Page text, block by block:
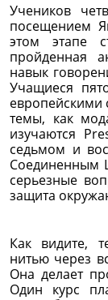
Учеников
посещением
этом этапе
пройденная
навык
Учащиеся
европейскими
темы, как
изучаются
седьмом и
Соединенным
серьезные
защита
Как видите,
нитью через
Она делает
Один курс